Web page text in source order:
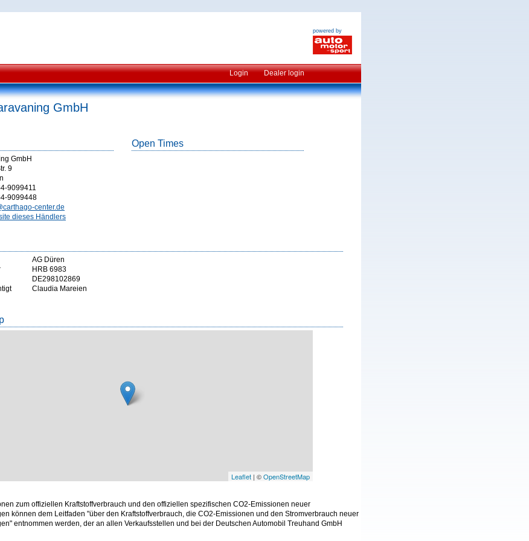
powered by
Login Dealer login
GmbH
GmbH
9
9099411
9099448
center.de
dieses Händlers
Open Times
AG Düren
HRB 6983
DE298102869
Claudia Mareien
Leaflet | ©OpenStreetMap
zum offiziellen Kraftstoffverbrauch und den offiziellen spezifischen CO2-Emissionen neuer
können dem Leitfaden "über den Kraftstoffverbrauch, die CO2-Emissionen und den Stromverbrauch neuer
entnommen werden, der an allen Verkaufsstellen und bei der Deutschen Automobil Treuhand GmbH